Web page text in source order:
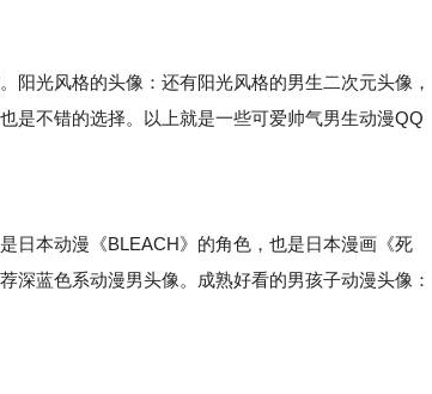
光风格的头像：还有阳光风格的男生二次元头像，
是不错的选择。以上就是一些可爱帅气男生动漫QQ
本动漫《BLEACH》的角色，也是日本漫画《死
深蓝色系动漫男头像。成熟好看的男孩子动漫头像：